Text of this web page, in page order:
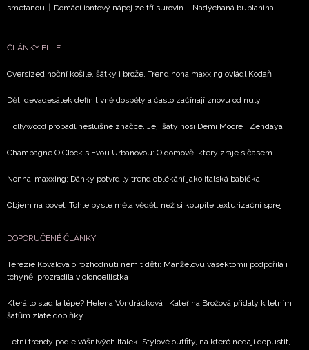
smetanou | Domácí iontový nápoj ze tří surovin | Nadýchaná bublanina
ČLÁNKY ELLE
Oversized noční košile, šátky i brože. Trend nona maxxing ovládl Kodaň
Děti devadesátek definitivně dospěly a často začínají znovu od nuly
Hollywood propadl neslušné značce. Její šaty nosí Demi Moore i Zendaya
Champagne O'Clock s Evou Urbanovou: O domově, který zraje s časem
Nonna-maxxing: Dánky potvrdily trend oblékání jako italská babička
Objem na povel: Tohle byste měla vědět, než si koupíte texturizační sprej!
DOPORUČENÉ ČLÁNKY
Terezie Kovalová o rozhodnutí nemít děti: Manželovu vasektomii podpořila i
tchyně, prozradila violoncellistka
Která to sladila lépe? Helena Vondráčková i Kateřina Brožová přidaly k letním
šatům zlaté doplňky
Letní trendy podle vášnivých Italek. Stylové outfity, na které nedají dopustit,